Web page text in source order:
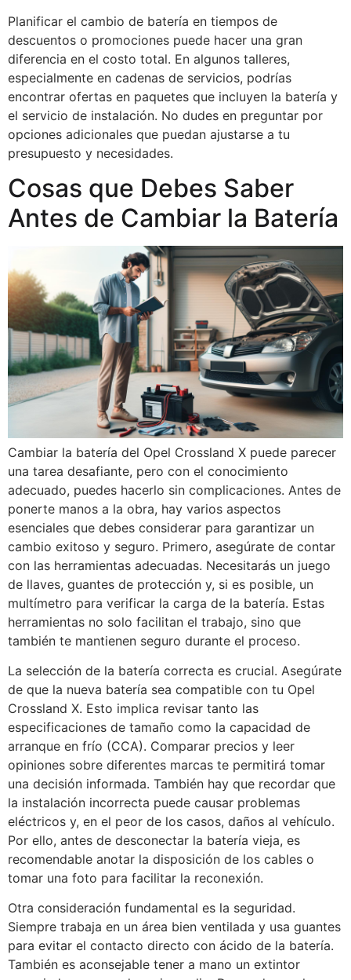
Planificar el cambio de batería en tiempos de
descuentos o promociones puede hacer una gran
diferencia en el costo total. En algunos talleres,
especialmente en cadenas de servicios, podrías
encontrar ofertas en paquetes que incluyen la batería y
el servicio de instalación. No dudes en preguntar por
opciones adicionales que puedan ajustarse a tu
presupuesto y necesidades.
Cosas que Debes Saber
Antes de Cambiar la Batería
Cambiar la batería del Opel Crossland X puede parecer
una tarea desafiante, pero con el conocimiento
adecuado, puedes hacerlo sin complicaciones. Antes de
ponerte manos a la obra, hay varios aspectos
esenciales que debes considerar para garantizar un
cambio exitoso y seguro. Primero, asegúrate de contar
con las herramientas adecuadas. Necesitarás un juego
de llaves, guantes de protección y, si es posible, un
multímetro para verificar la carga de la batería. Estas
herramientas no solo facilitan el trabajo, sino que
también te mantienen seguro durante el proceso.
La selección de la batería correcta es crucial. Asegúrate
de que la nueva batería sea compatible con tu Opel
Crossland X. Esto implica revisar tanto las
especificaciones de tamaño como la capacidad de
arranque en frío (CCA). Comparar precios y leer
opiniones sobre diferentes marcas te permitirá tomar
una decisión informada. También hay que recordar que
la instalación incorrecta puede causar problemas
eléctricos y, en el peor de los casos, daños al vehículo.
Por ello, antes de desconectar la batería vieja, es
recomendable anotar la disposición de los cables o
tomar una foto para facilitar la reconexión.
Otra consideración fundamental es la seguridad.
Siempre trabaja en un área bien ventilada y usa guantes
para evitar el contacto directo con ácido de la batería.
También es aconsejable tener a mano un extintor